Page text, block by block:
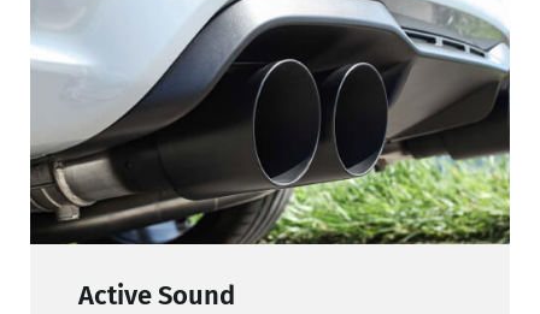
Active Sound